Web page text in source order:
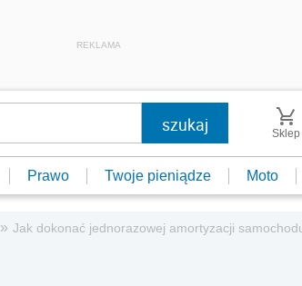
REKLAMA
Sklep
Prawo Twoje pieniądze Moto
» Jak dokonać jednorazowej amortyzacji